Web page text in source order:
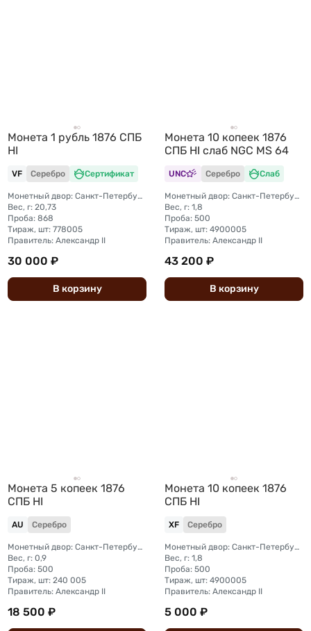
Монета 1 рубль 1876 СПБ
HI
VF Серебро Сертификат
Монетный двор: Санкт-Петербургский монетный двор
Вес, г: 20,73
Проба: 868
Тираж, шт: 778005
Правитель: Александр II
30 000 ₽
В корзину
Монета 10 копеек 1876
СПБ HI слаб NGC MS 64
UNC Серебро Слаб
Монетный двор: Санкт-Петербургский монетный двор
Вес, г: 1,8
Проба: 500
Тираж, шт: 4900005
Правитель: Александр II
43 200 ₽
В корзину
Монета 5 копеек 1876
СПБ НI
AU Серебро
Монетный двор: Санкт-Петербургский монетный двор
Вес, г: 0,9
Проба: 500
Тираж, шт: 240 005
Правитель: Александр II
18 500 ₽
Монета 10 копеек 1876
СПБ HI
XF Серебро
Монетный двор: Санкт-Петербургский монетный двор
Вес, г: 1,8
Проба: 500
Тираж, шт: 4900005
Правитель: Александр II
5 000 ₽